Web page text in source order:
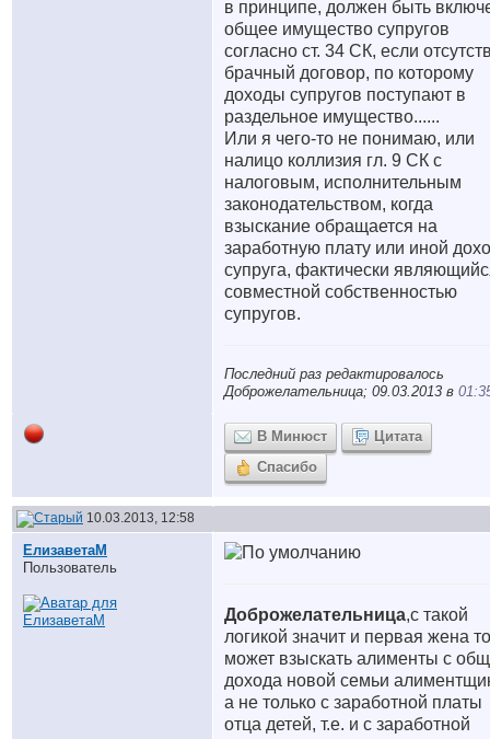
в принципе, должен быть
общее имущество супругов
согласно ст. 34 СК, если
брачный договор, по которому
доходы супругов поступают в
раздельное имущество......
Или я чего-то не понимаю, или
налицо коллизия гл. 9 СК с
налоговым, исполнительным
законодательством, когда
взыскание обращается на
заработную плату или иной
супруга, фактически
совместной собственностью
супругов.
Последний раз редактировалось
Доброжелательница; 09.03.2013 в
В Минюст
Цитата
Спасибо
10.03.2013, 12:58
ЕлизаветаМ
Пользователь
Доброжелательница,с такой
логикой значит и первая жена
может взыскать алименты с
дохода новой семьи
а не только с заработной платы
отца детей, т.е. и с заработной